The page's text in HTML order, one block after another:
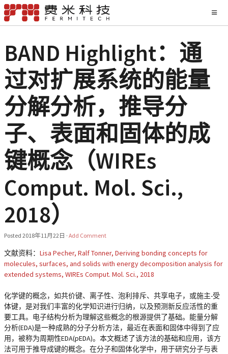
BAND Highlight：通
过对扩展系统的能量
分解分析，推导分
子、表面和固体的成
键概念（WIREs
Comput. Mol. Sci.,
2018）
Posted 2018年11月22日 · Add Comment
文献资料： Lisa Pecher, Ralf Tonner, Deriving bonding concepts for
molecules, surfaces, and solids with energy decomposition analysis for
extended systems, WIREs Comput. Mol. Sci., 2018
化学键的概念，如共价键、离子性、泡利排斥、共享电子，或施主-受
体键，是对我们丰富的化学知识进行归纳，以及预测新反应活性的重
要工具。电子结构分析为理解这些概念的根源提供了基础。能量分解
分析(EDA)是一种成熟的分子分析方法，最近在表面和固体中得到了应
用，被称为周期性EDA(pEDA)。本文概述了该方法的基础和应用，该方
法可用于推导成键的概念。在分子和固体化学中，用于研究分子与表